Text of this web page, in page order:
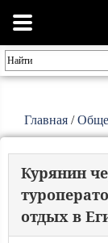
Главная /
Курянин
отдых в